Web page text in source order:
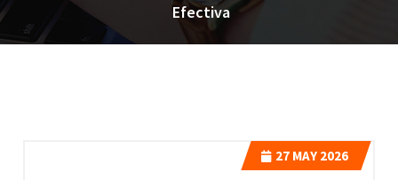
Efectiva
27 MAY 2026